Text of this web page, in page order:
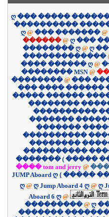
ღ ��� �����
����������
ღ @ ��� ������� @
������ @ ღ ���
�������� ღ @ ღ
�������������
���� ������ ღ @
�������� MSN @
�������� @ ���
��� ���� ������
����� ������
��������
����������
�������
�������
����������
��������
����������
������� ( �����
���� tom and jerry @
JUMP Aboard ღ {
ღ @ ღ Jump Aboard 4 ღ @ ღ
Aboard 6 ღ @
��������� @ ღ
������� �������